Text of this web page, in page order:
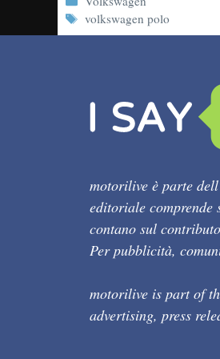
Tag
volkswagen polo
motorilive è parte
editoriale comprende
contano sul
Per pubblicità,
motorilive is part of
advertising, press